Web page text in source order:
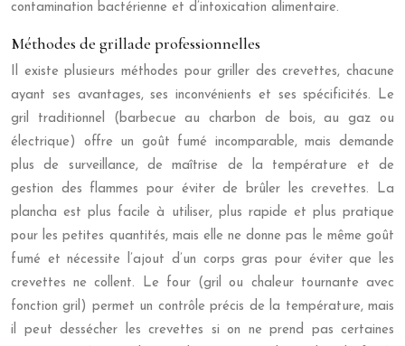
contamination bactérienne et d’intoxication alimentaire.
Méthodes de grillade professionnelles
Il existe plusieurs méthodes pour griller des crevettes, chacune
ayant ses avantages, ses inconvénients et ses spécificités. Le
gril traditionnel (barbecue au charbon de bois, au gaz ou
électrique) offre un goût fumé incomparable, mais demande
plus de surveillance, de maîtrise de la température et de
gestion des flammes pour éviter de brûler les crevettes. La
plancha est plus facile à utiliser, plus rapide et plus pratique
pour les petites quantités, mais elle ne donne pas le même goût
fumé et nécessite l’ajout d’un corps gras pour éviter que les
crevettes ne collent. Le four (gril ou chaleur tournante avec
fonction gril) permet un contrôle précis de la température, mais
il peut dessécher les crevettes si on ne prend pas certaines